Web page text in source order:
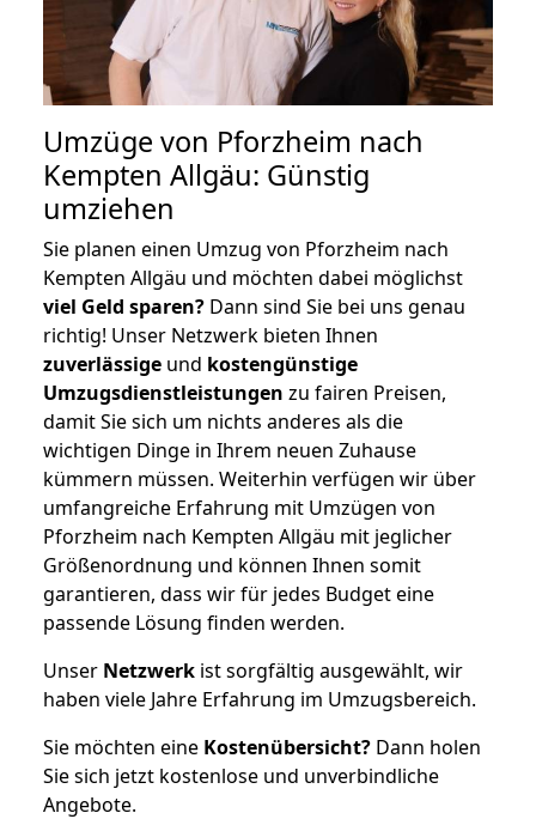
Umzüge von Pforzheim nach
Kempten Allgäu: Günstig
umziehen
Sie planen einen Umzug von Pforzheim nach
Kempten Allgäu und möchten dabei möglichst
viel Geld sparen? Dann sind Sie bei uns genau
richtig! Unser Netzwerk bieten Ihnen
zuverlässige und kostengünstige
Umzugsdienstleistungen zu fairen Preisen,
damit Sie sich um nichts anderes als die
wichtigen Dinge in Ihrem neuen Zuhause
kümmern müssen. Weiterhin verfügen wir über
umfangreiche Erfahrung mit Umzügen von
Pforzheim nach Kempten Allgäu mit jeglicher
Größenordnung und können Ihnen somit
garantieren, dass wir für jedes Budget eine
passende Lösung finden werden.
Unser Netzwerk ist sorgfältig ausgewählt, wir
haben viele Jahre Erfahrung im Umzugsbereich.
Sie möchten eine Kostenübersicht? Dann holen
Sie sich jetzt kostenlose und unverbindliche
Angebote.